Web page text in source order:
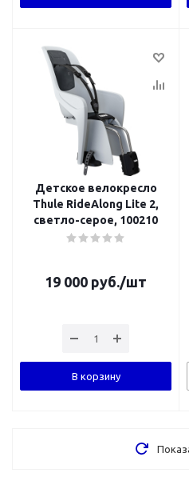
Детское велокресло
Thule RideAlong Lite 2,
светло-серое, 100210
19 000 руб./шт
В корзину